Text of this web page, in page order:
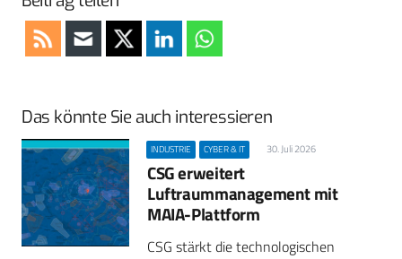
Das könnte Sie auch interessieren
INDUSTRIE CYBER & IT 30. Juli 2026
CSG erweitert
Luftraummanagement mit
MAIA-Plattform
CSG stärkt die technologischen